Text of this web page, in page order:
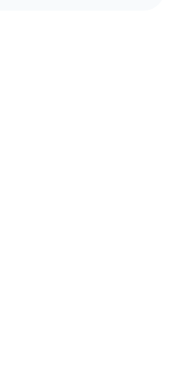
Airfreshener
A3